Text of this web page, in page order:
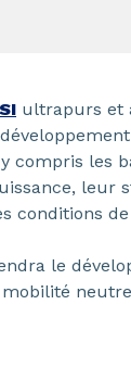
ultrapurs et
compris les
leur
conditions
le